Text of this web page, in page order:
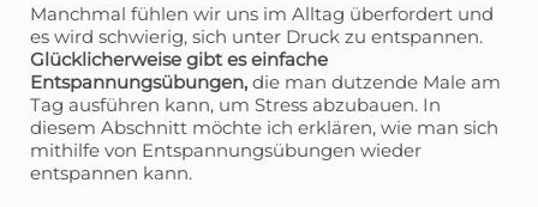
Manchmal fühlen wir uns im Alltag überfordert und
es wird schwierig, sich unter Druck zu entspannen.
Glücklicherweise gibt es einfache
Entspannungsübungen, die man dutzende Male am
Tag ausführen kann, um Stress abzubauen. In
diesem Abschnitt möchte ich erklären, wie man sich
mithilfe von Entspannungsübungen wieder
entspannen kann.